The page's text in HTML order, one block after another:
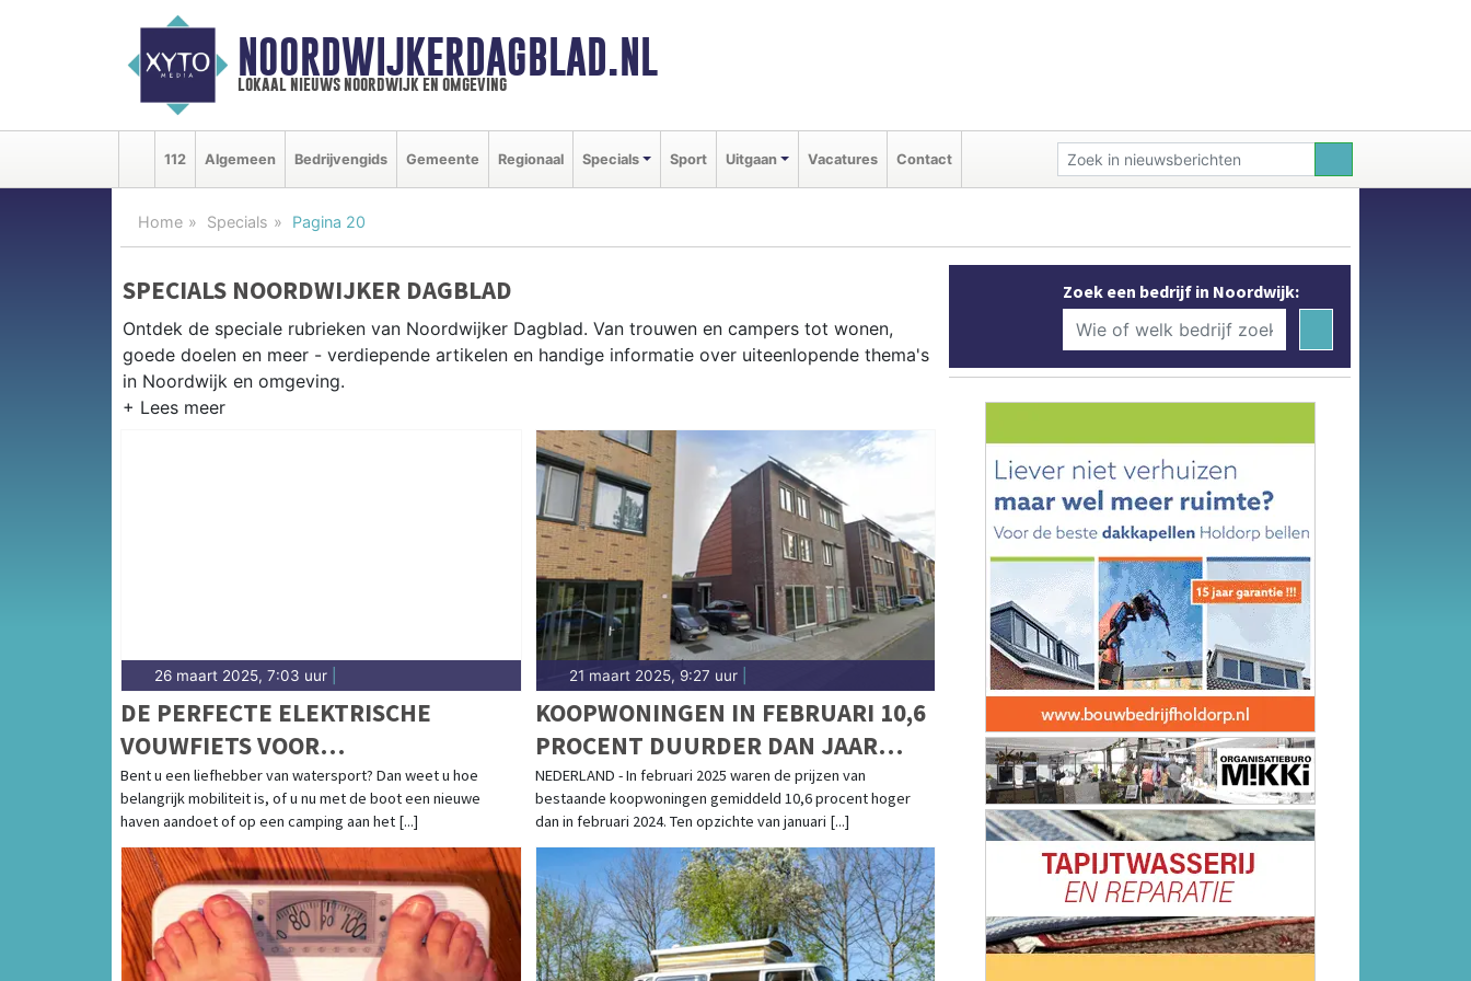
NOORDWIJKERDAGBLAD.NL
lokaal nieuws noordwijk en omgeving
112 Algemeen Bedrijvengids Gemeente Regionaal Specials Sport Uitgaan Vacatures Contact
Home Specials Pagina 20
SPECIALS NOORDWIJKER DAGBLAD
Ontdek de speciale rubrieken van Noordwijker Dagblad. Van trouwen en campers tot wonen,
goede doelen en meer - verdiepende artikelen en handige informatie over uiteenlopende thema's
in Noordwijk en omgeving.
26 maart 2025, 7:03 uur
DE PERFECTE ELEKTRISCHE
VOUWFIETS VOOR
WATERSPORTLIEFHEBBERS
Bent u een liefhebber van watersport? Dan weet u hoe
belangrijk mobiliteit is, of u nu met de boot een nieuwe
haven aandoet of op een camping aan het [...]
21 maart 2025, 9:27 uur|
KOOPWONINGEN IN FEBRUARI 10,6
PROCENT DUURDER DAN JAAR
EERDER
NEDERLAND - In februari 2025 waren de prijzen van
bestaande koopwoningen gemiddeld 10,6 procent hoger
dan in februari 2024. Ten opzichte van januari [...]
Zoek een bedrijf in Noordwijk: